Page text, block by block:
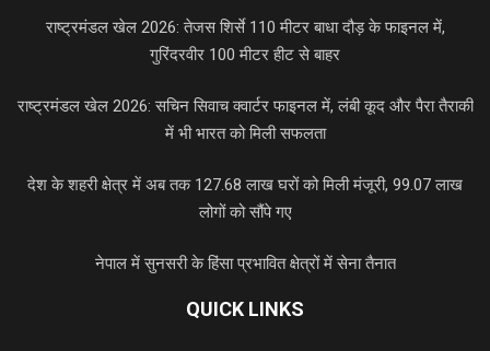
राष्ट्रमंडल खेल 2026: तेजस शिर्से 110 मीटर बाधा दौड़ के फाइनल में,
गुरिंदरवीर 100 मीटर हीट से बाहर
राष्ट्रमंडल खेल 2026: सचिन सिवाच क्वार्टर फाइनल में, लंबी कूद और पैरा तैराकी
में भी भारत को मिली सफलता
देश के शहरी क्षेत्र में अब तक 127.68 लाख घरों को मिली मंजूरी, 99.07 लाख
लोगों को सौंपे गए
नेपाल में सुनसरी के हिंसा प्रभावित क्षेत्रों में सेना तैनात
QUICK LINKS